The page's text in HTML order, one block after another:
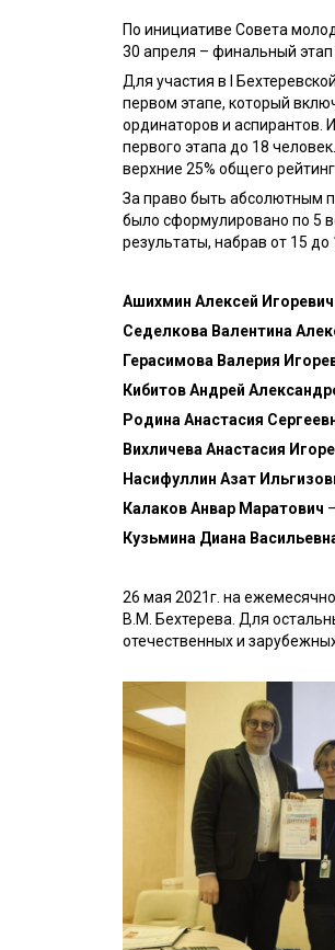
По инициативе Совета
30 апреля – финальный этап
Для участия в I
первом этапе, который
ординаторов и аспирантов.
первого этапа до 18
верхние 25% общего
За право быть абсолютным
было сформулировано по 5
результаты, набрав от 15
Ашихмин Алексей Игоревич
Седелкова Валентина
Герасимова Валерия
Кибитов Андрей
Родина Анастасия
Вихличева Анастасия
Насифуллин Азат
Калаков Анвар Маратович
Кузьмина Диана
26 мая 2021г. на
В.М. Бехтерева. Для
отечественных и